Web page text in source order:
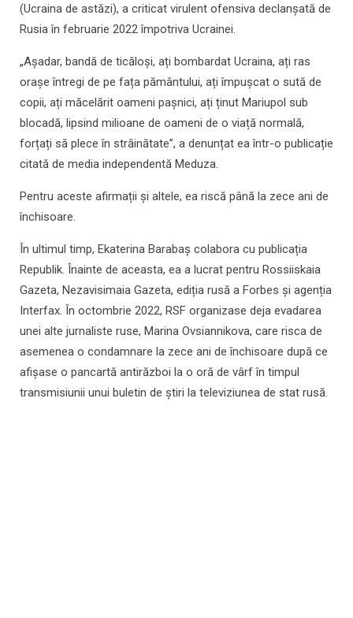
(Ucraina de astăzi), a criticat virulent ofensiva declanșată de
Rusia în februarie 2022 împotriva Ucrainei.
„Așadar, bandă de ticăloși, ați bombardat Ucraina, ați ras
orașe întregi de pe fața pământului, ați împușcat o sută de
copii, ați măcelărit oameni pașnici, ați ținut Mariupol sub
blocadă, lipsind milioane de oameni de o viață normală,
forțați să plece în străinătate”, a denunțat ea într-o publicație
citată de media independentă Meduza.
Pentru aceste afirmații și altele, ea riscă până la zece ani de
închisoare.
În ultimul timp, Ekaterina Barabaș colabora cu publicația
Republik. Înainte de aceasta, ea a lucrat pentru Rossiiskaia
Gazeta, Nezavisimaia Gazeta, ediția rusă a Forbes și agenția
Interfax. În octombrie 2022, RSF organizase deja evadarea
unei alte jurnaliste ruse, Marina Ovsiannikova, care risca de
asemenea o condamnare la zece ani de închisoare după ce
afișase o pancartă antirăzboi la o oră de vârf în timpul
transmisiunii unui buletin de știri la televiziunea de stat rusă.